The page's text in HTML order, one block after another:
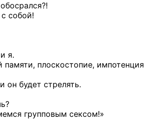
собой!
я.
плоскостопие,
будет стрелять.
групповым сексом!»